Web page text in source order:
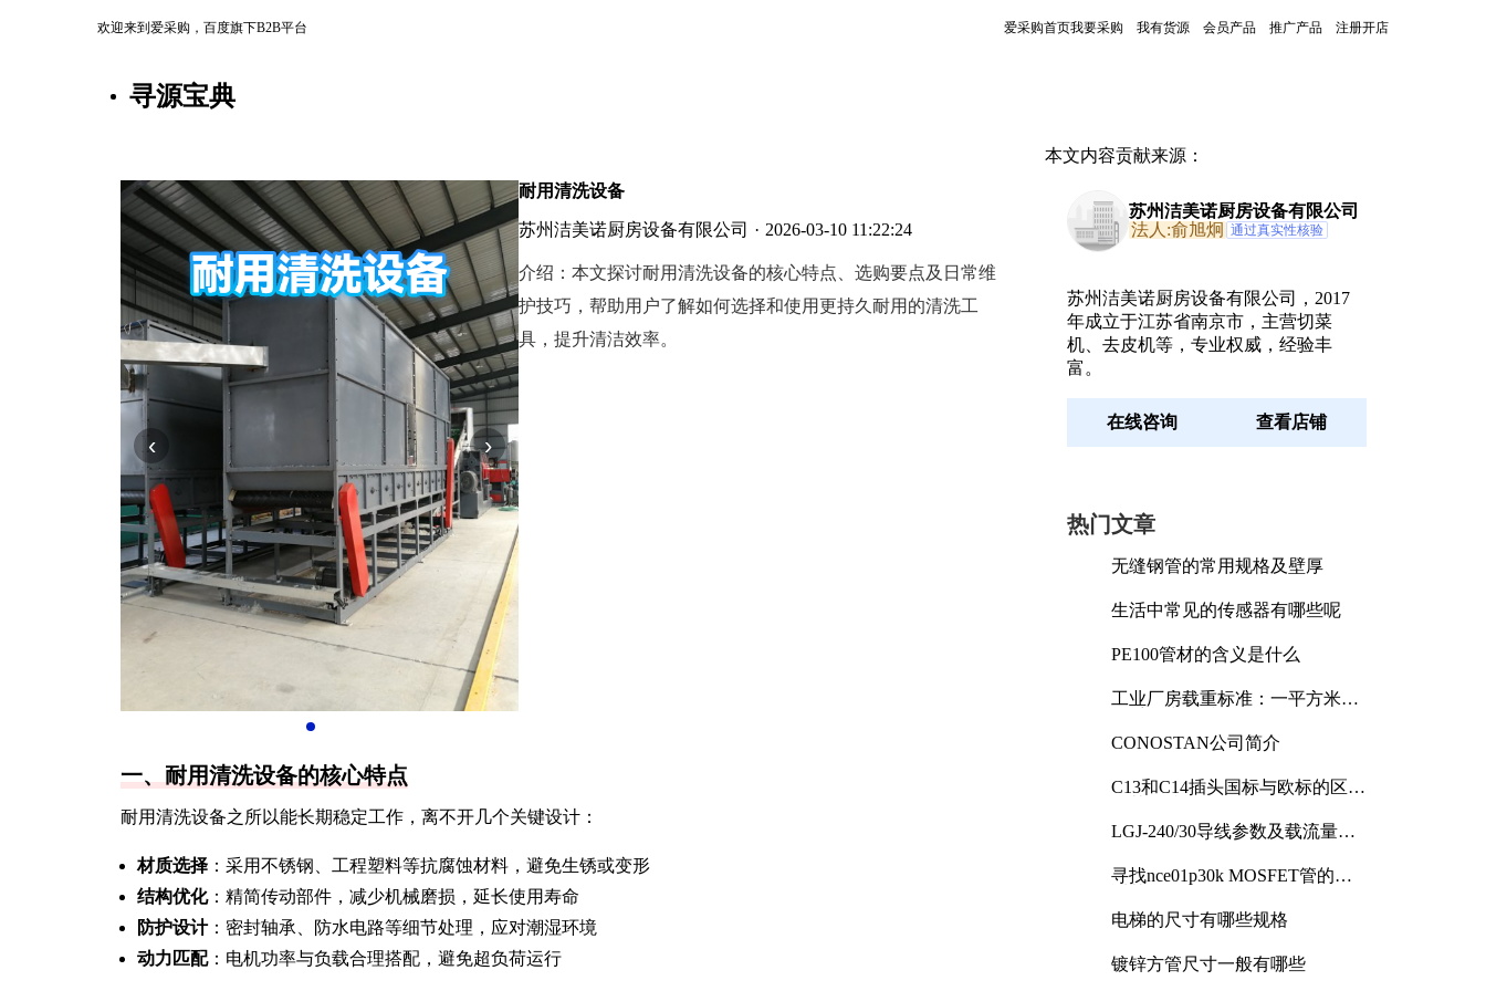
欢迎来到爱采购，百度旗下B2B平台 爱采购首页我要采购 我有货源 会员产品 推广产品 注册开店
寻源宝典
‹ ›
耐用清洗设备
苏州洁美诺厨房设备有限公司 · 2026-03-10 11:22:24
介绍： 本文探讨耐用清洗设备的核心特点、选购要点及日常维
护技巧，帮助用户了解如何选择和使用更持久耐用的清洗工
具，提升清洁效率。
一、耐用清洗设备的核心特点
耐用清洗设备之所以能长期稳定工作，离不开几个关键设计：
材质选择 ：采用不锈钢、工程塑料等抗腐蚀材料，避免生锈或变形
结构优化：精简传动部件，减少机械磨损，延长使用寿命
防护设计：密封轴承、防水电路等细节处理，应对潮湿环境
动力匹配：电机功率与负载合理搭配，避免超负荷运行
本文内容贡献来源：
苏州洁美诺厨房设备有限公司
法人:俞旭炯 通过真实性核验
苏州洁美诺厨房设备有限公司，2017
年成立于江苏省南京市，主营切菜
机、去皮机等，专业权威，经验丰
富。
在线咨询 查看店铺
热门文章
无缝钢管的常用规格及壁厚
生活中常见的传感器有哪些呢
PE100管材的含义是什么
工业厂房载重标准：一平方米能
CONOSTAN公司简介
C13和C14插头国标与欧标的区别
LGJ-240/30导线参数及载流量解
寻找nce01p30k MOSFET管的合
电梯的尺寸有哪些规格
镀锌方管尺寸一般有哪些